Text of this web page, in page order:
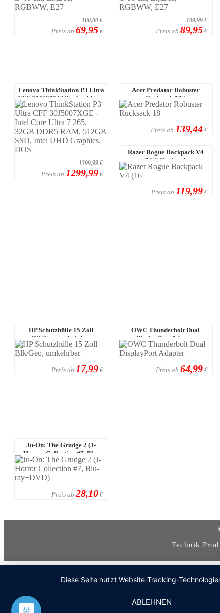
100,00€
Preis ab 69,95 €
109,99€
Preis ab 89,95 €
Lenovo ThinkStation P3 Ultra
CFF 30J5007XGE - Intel Core
Ultra 7 ...
1399,99€
Preis ab 1299,99€
Acer Predator Robuster
Rucksack 18"
Preis ab 139,44€
Razer Rogue Backpack V4
(16") Rucksack
Preis ab 119,99€
HP Schutzhülle 15 Zoll
Blk/Geo, umkehrbar
Preis ab 17,99€
OWC Thunderbolt Dual
DisplayPort Adapter
Preis ab 64,99€
Ju-On: The Grudge 2 (J-
Horror Collection #7, Blu-
ray+DVD)
Preis ab 28,10€
Technik
Diese Seite nutzt Website-Tracking-
ABLEHNEN